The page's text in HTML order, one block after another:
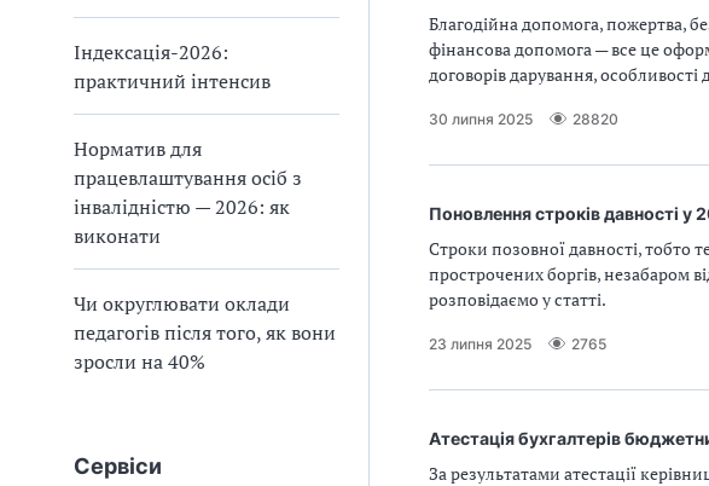
Індексація-2026:
практичний інтенсив
Норматив для
працевлаштування осіб з
інвалідністю — 2026: як
виконати
Чи округлювати оклади
педагогів після того, як вони
зросли на 40%
Сервіси
Благодійна допомога, пожертва,
фінансова допомога — все це
договорів дарування,
30 липня 2025 28820
Поновлення строків давності у
Строки позовної давності,
прострочених боргів, незабаром
розповідаємо у статті.
23 липня 2025 2765
Атестація бухгалтерів
За результатами атестації